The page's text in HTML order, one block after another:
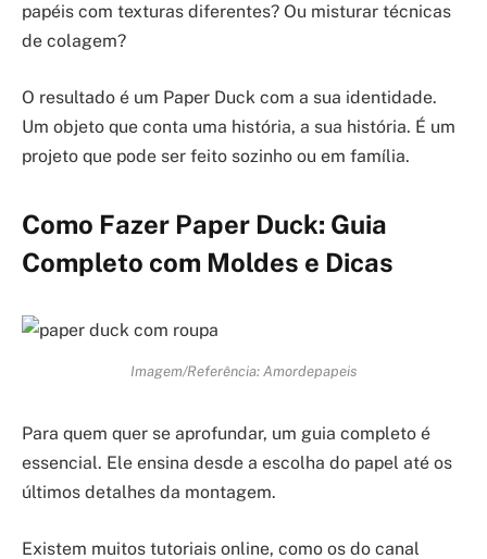
papéis com texturas diferentes? Ou misturar técnicas
de colagem?
O resultado é um Paper Duck com a sua identidade.
Um objeto que conta uma história, a sua história. É um
projeto que pode ser feito sozinho ou em família.
Como Fazer Paper Duck: Guia
Completo com Moldes e Dicas
Imagem/Referência: Amordepapeis
Para quem quer se aprofundar, um guia completo é
essencial. Ele ensina desde a escolha do papel até os
últimos detalhes da montagem.
Existem muitos tutoriais online, como os do canal